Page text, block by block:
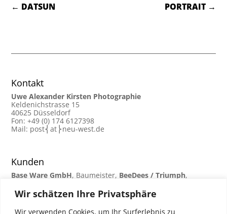
Wir schätzen Ihre Privatsphäre
Wir verwenden Cookies, um Ihr Surferlebnis zu
← DATSUN PORTRAIT→
Kontakt
Uwe Alexander Kirsten Photographie
Keldenichstrasse 15
40625 Düsseldorf
Fon: +49 (0) 174 6127398
Mail: post⎨at⎬neu-west.de
Kunden
Base Ware GmbH, Baumeister, BeeDees / Triumph,
Chrom und Flammen Magazin, DKV,Fendt-Carvan
Hasselblad „Format“ Magazin,Karsten Weber Architekt
Land und Golf Club Düsseldorf e.V., Lilienfeld Verlag